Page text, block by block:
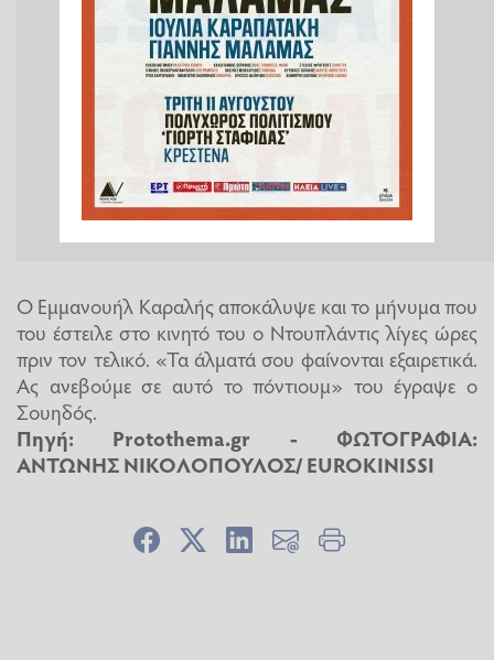
Ο Εμμανουήλ Καραλής αποκάλυψε και το μήνυμα που
του έστειλε στο κινητό του ο Ντουπλάντις λίγες ώρες
πριν τον τελικό. «Τα άλματά σου φαίνονται εξαιρετικά.
Ας ανεβούμε σε αυτό το πόντιουμ» του έγραψε ο
Σουηδός.
Πηγή: Protothema.gr - ΦΩΤΟΓΡΑΦΙΑ:
ΑΝΤΩΝΗΣ ΝΙΚΟΛΟΠΟΥΛΟΣ/ EUROKINISSI